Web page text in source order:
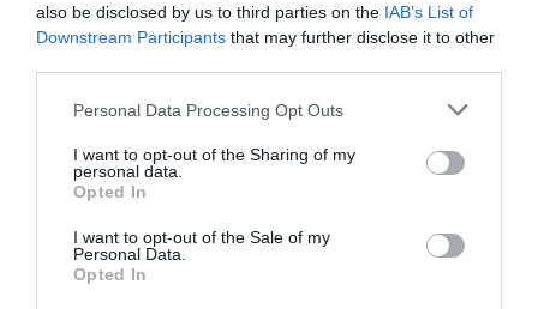
also be disclosed by us to third parties on the IAB’s List of
Downstream Participants that may further disclose it to other
Please note that this website/app uses one or more Google
not limited to your visit or usage behaviour. You may click to
grant or deny consent to Google and its third-party tags to
use your data for below specified purposes in below Google
consent section.
Personal Data Processing Opt Outs
I want to opt-out of the Sharing of my
personal data.
Opted In
I want to opt-out of the Sale of my
Personal Data.
Opted In
Remigrazione, il Copasir riconosce all’antifascismo il